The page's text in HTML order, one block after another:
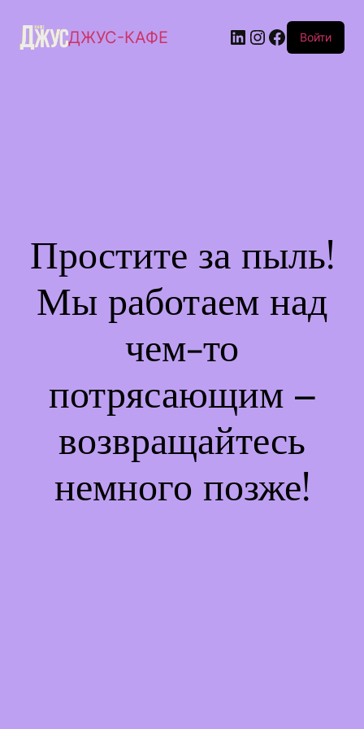
ДЖУС-КАФЕ Войти
Простите за пыль!
Мы работаем над
чем-то
потрясающим –
возвращайтесь
немного позже!